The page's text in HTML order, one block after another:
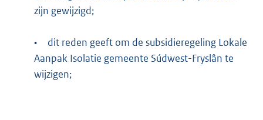
zijn gewijzigd;
•
dit reden geeft om de subsidieregeling Lokale
Aanpak Isolatie gemeente Súdwest-Fryslân te
wijzigen;